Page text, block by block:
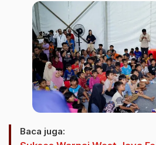
Baca juga: